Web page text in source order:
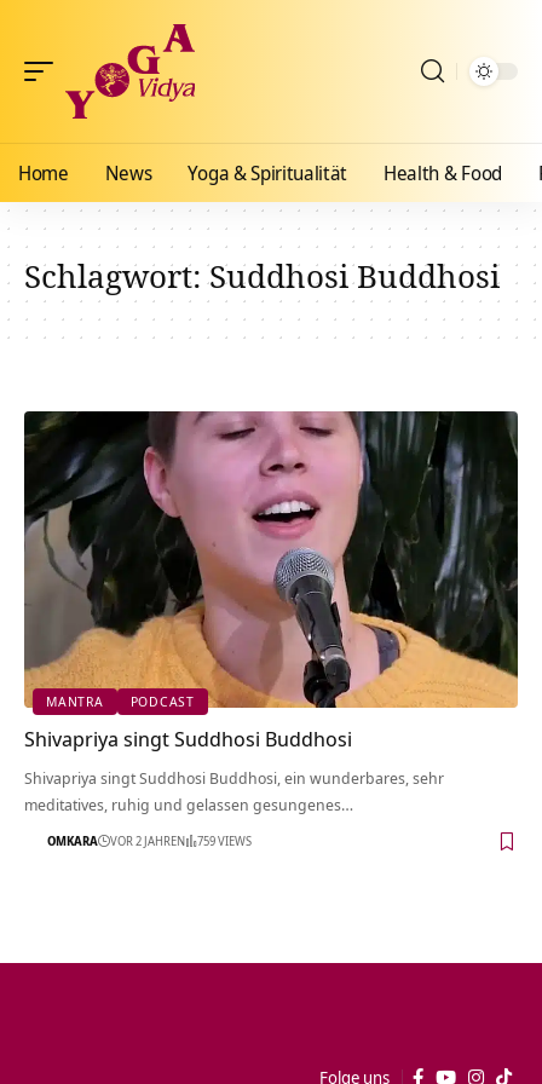
Home News Yoga & Spiritualität Health & Food
Schlagwort:Suddhosi Buddhosi
MANTRA PODCAST
Shivapriya singt Suddhosi Buddhosi
Shivapriya singt Suddhosi Buddhosi, ein wunderbares, sehr
meditatives, ruhig und gelassen gesungenes…
OMKARA VOR 2 JAHREN 759 VIEWS
Folge uns